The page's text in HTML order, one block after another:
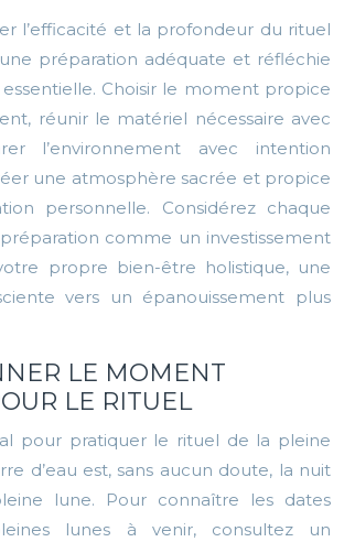
l’efficacité et la profondeur du rituel
préparation adéquate et réfléchie
Choisir le moment propice
réunir le matériel nécessaire avec
l’environnement avec intention
une atmosphère sacrée et propice
personnelle. Considérez chaque
comme un investissement
propre bien-être holistique, une
vers un épanouissement plus
LE MOMENT
LE RITUEL
pour pratiquer le rituel de la pleine
d’eau est, sans aucun doute, la nuit
lune. Pour connaître les dates
lunes à venir, consultez un